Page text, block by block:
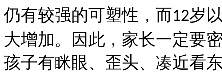
仍有较强的可塑性，而12岁
大增加。因此，家长一定要
孩子有眯眼、歪头、凑近看